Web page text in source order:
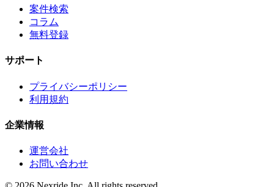
案件検索
コラム
無料登録
サポート
プライバシーポリシー
利用規約
企業情報
運営会社
お問い合わせ